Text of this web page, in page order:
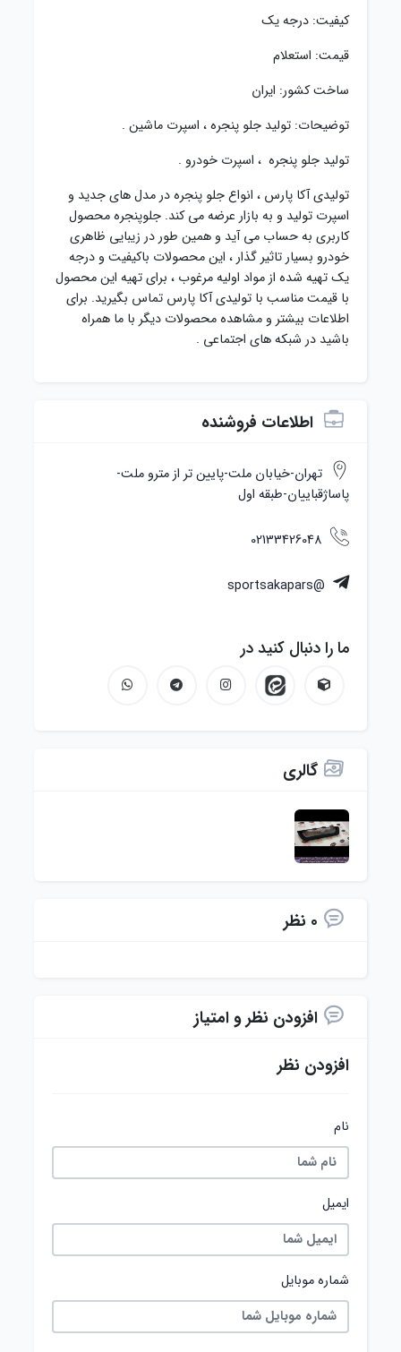
کیفیت: درجه یک
قیمت: استعلام
ساخت کشور: ایران
توضیحات: تولید جلو پنجره ، اسپرت ماشین .
تولید جلو پنجره ، اسپرت خودرو .
تولیدی آکا پارس ، انواع جلو پنجره در مدل های جدید و
اسپرت تولید و به بازار عرضه می کند. جلوپنجره محصول
کاربری به حساب می آید و همین طور در زیبایی ظاهری
خودرو بسیار تاثیر گذار ، این محصولات باکیفیت و درجه
یک تهیه شده از مواد اولیه مرغوب ، برای تهیه این محصول
با قیمت مناسب با تولیدی آکا پارس تماس بگیرید. برای
اطلاعات بیشتر و مشاهده محصولات دیگر با ما همراه
باشید در شبکه های اجتماعی .
اطلاعات فروشنده
تهران-خیابان ملت-پایین تر از مترو ملت-
پاساژقباییان-طبقه اول
02133426048
@sportsakapars
ما را دنبال کنید در
گالری
0 نظر
افزودن نظر و امتیاز
افزودن نظر
نام
ایمیل
شماره موبایل